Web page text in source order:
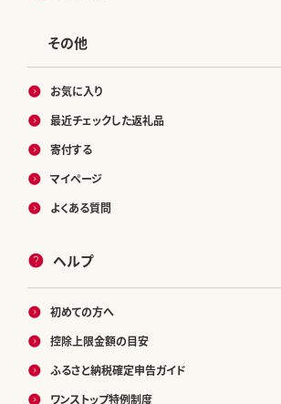
その他
お気に入り
最近チェックした返礼品
寄付する
マイページ
よくある質問
ヘルプ
初めての方へ
控除上限金額の目安
ふるさと納税確定申告ガイド
ワンストップ特例制度